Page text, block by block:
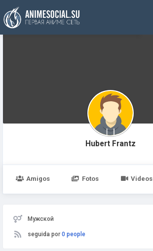
Funding
Hubert Frantz
Amigos Fotos Videos
Мужской
seguida por 0 people